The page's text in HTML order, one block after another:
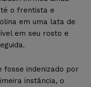
o frentista e
em uma lata de
em seu rosto e
fosse indenizado por
instância, o